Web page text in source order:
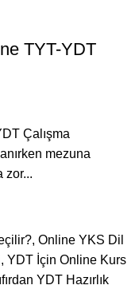
TYT-YDT
Çalışma
mezuna
zor...